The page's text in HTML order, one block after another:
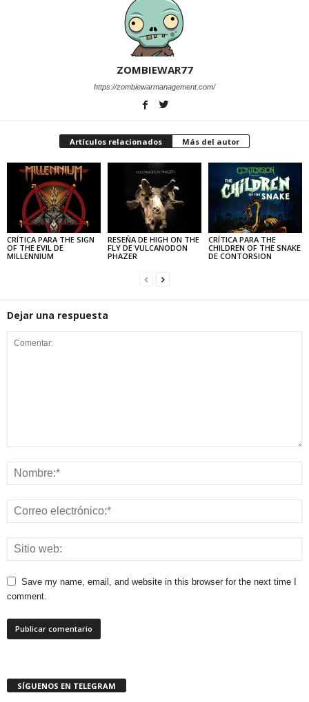
ZOMBIEWAR77
https://zombiewarmanagement.com/
Artículos relacionados Más del autor
CRÍTICA PARA THE SIGN
OF THE EVIL DE
MILLENNIUM
RESEÑA DE HIGH ON THE
FLY DE VULCANODON
PHAZER
CRÍTICA PARA THE
CHILDREN OF THE SNAKE
DE CONTORSION
Dejar una respuesta
Save my name, email, and website in this browser for the next time I
comment.
SÍGUENOS EN TELEGRAM